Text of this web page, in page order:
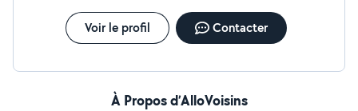
Voir le profil Contacter
À Propos d’AlloVoisins